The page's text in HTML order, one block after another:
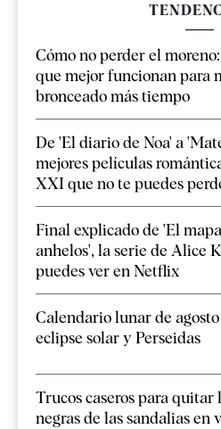
Cómo no perder el
que mejor funcionan para
bronceado más tiempo
De 'El diario de Noa' a
mejores películas
XXI que no te puedes
Final explicado de 'El
anhelos', la serie de Alice
puedes ver en Netflix
Calendario lunar de agosto
eclipse solar y Perseidas
Trucos caseros para quitar
negras de las sandalias en